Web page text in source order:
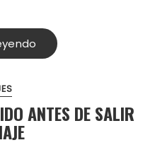
ANTES DE SALIR